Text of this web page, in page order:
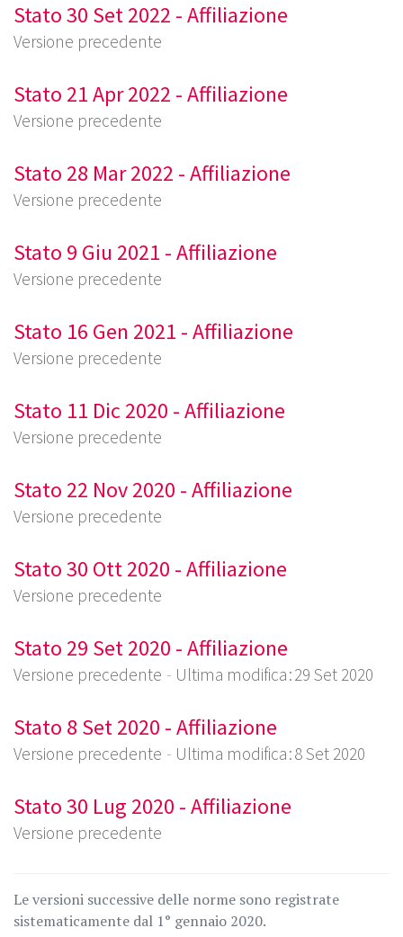
Stato 30 Set 2022 - Affiliazione
Versione precedente
Stato 21 Apr 2022 - Affiliazione
Versione precedente
Stato 28 Mar 2022 - Affiliazione
Versione precedente
Stato 9 Giu 2021 - Affiliazione
Versione precedente
Stato 16 Gen 2021 - Affiliazione
Versione precedente
Stato 11 Dic 2020 - Affiliazione
Versione precedente
Stato 22 Nov 2020 - Affiliazione
Versione precedente
Stato 30 Ott 2020 - Affiliazione
Versione precedente
Stato 29 Set 2020 - Affiliazione
Versione precedente Ultima modifica : 29 Set 2020
Stato 8 Set 2020 - Affiliazione
Versione precedente Ultima modifica : 8 Set 2020
Stato 30 Lug 2020 - Affiliazione
Versione precedente
Le versioni successive delle norme sono registrate
sistematicamente dal 1° gennaio 2020.